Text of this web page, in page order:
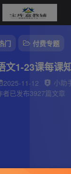
门 付费专题
文1-23课每课
2025-11-12 小助
者已发布3927篇文章